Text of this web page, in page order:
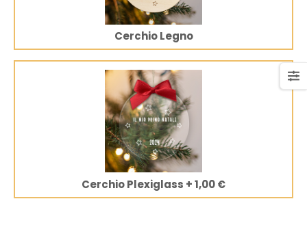
Cerchio Legno
Cerchio Plexiglass +1,00 €